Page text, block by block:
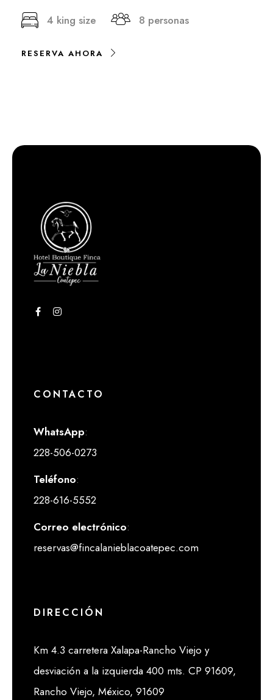
4 king size 8 personas
RESERVA AHORA
CONTACTO
WhatsApp:
228-506-0273
Teléfono:
228-616-5552
Correo electrónico:
reservas@fincalanieblacoatepec.com
DIRECCIÓN
Km 4.3 carretera Xalapa-Rancho Viejo y
desviación a la izquierda 400 mts. CP 91609,
Rancho Viejo, México, 91609